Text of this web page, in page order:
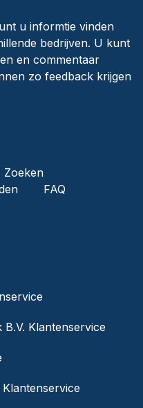
u informtie vinden
bedrijven. U kunt
en commentaar
zo feedback krijgen
Zoeken
FAQ
Klantenservice